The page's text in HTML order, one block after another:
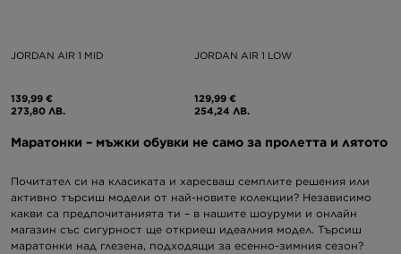
JORDAN AIR 1 MID
139,99 €
273,80 ЛВ.
JORDAN AIR 1 LOW
129,99 €
254,24 ЛВ.
Маратонки – мъжки обувки не само за пролетта и лятото
Почитател си на класиката и харесваш семплите решения или
активно търсиш модели от най-новите колекции? Независимо
какви са предпочитанията ти – в нашите шоуруми и онлайн
магазин със сигурност ще откриеш идеалния модел. Търсиш
маратонки над глезена, подходящи за есенно-зимния сезон?